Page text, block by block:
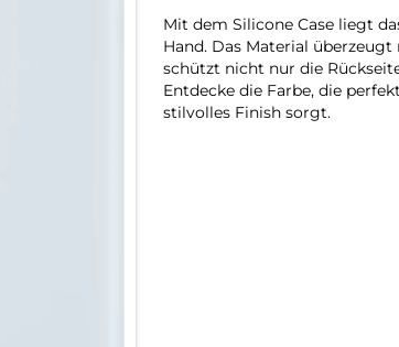
Mit dem Silicone Case liegt
Hand. Das Material
schützt nicht nur die
Entdecke die Farbe, die
stilvolles Finish sorgt.